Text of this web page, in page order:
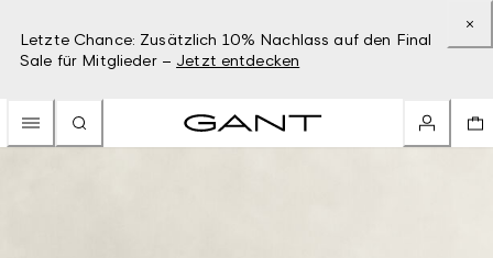
Letzte Chance: Zusätzlich 10% Nachlass auf den Final
Sale für Mitglieder – Jetzt entdecken